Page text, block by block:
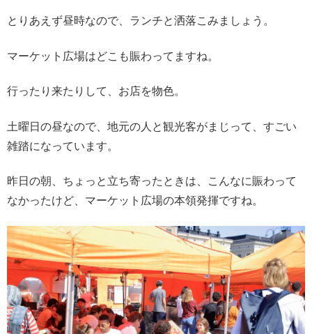
とりあえず昼時なので、ランチと洒落こみましょう。
マーケット広場はどこも賑わってますね。
行ったり来たりして、お店を物色。
土曜日の昼なので、地元の人と観光客がまじって、すごい
雑踏になっています。
昨日の朝、ちょっと立ち寄ったときは、こんなに賑わって
なかったけど、マーケット広場の本領発揮ですね。